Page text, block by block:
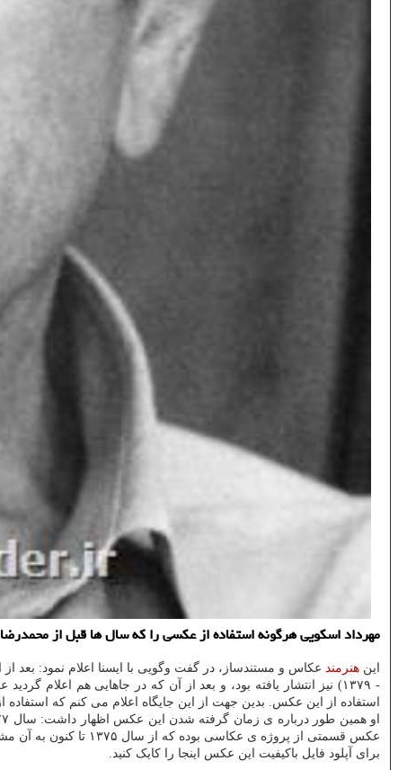
مهرداد اسكویی هرگونه استفاده از عكسی را كه سال ها قبل از محمدرضا
اینهنرمند عکاس و مستندساز، در گفت وگویی با ایسنا اعلام نمود: بعد
- ۱۳۷۹) نیز انتشار یافته بود، و بعد از آن که در جاهایی هم
استفاده از این عکس. بدین جهت از این جایگاه اعلام می کنم که
عکس قسمتی از پروژه ی عکاسی بوده که از سال ۱۳۷۵ تا کنون به آن مشغولم. قسمتی از این پروژه قبل تر در چارچوب کتاب انتشار یافته است و بخش هایی از آن نیز زیر چاپ قرار دارد.
برای آپلود فایل باکیفیت این عکس اینجا را کایک کنید.